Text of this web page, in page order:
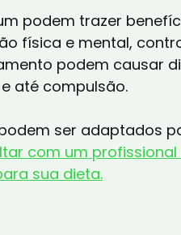
podem trazer
física e mental,
podem causar
até compulsão.
ser adaptados
com um
sua dieta.